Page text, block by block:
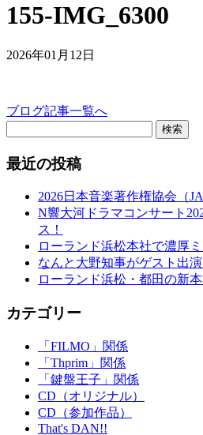
155-IMG_6300
2026年01月12日
ブログ記事一覧へ
検索
最近の投稿
2026日本音楽著作権協会（
N響大河ドラマコンサート
ス！
ローランド浜松本社で濃厚
なんと大野知事がゲスト出演
ローランド浜松・都田の新本
カテゴリー
「FILMO」関係
「Thprim」関係
「鍵盤王子」関係
CD（オリジナル）
CD（参加作品）
That's DAN!!